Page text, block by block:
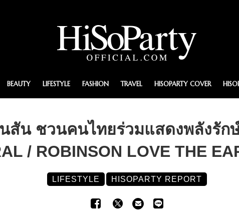
BEAUTY LIFESTYLE FASHION TRAVEL HISOPARTY COVER
สัน ชวนคนไทยร่วมแสดงพลังรัก
/ ROBINSON LOVE THE
LIFESTYLE HISOPARTY REPORT